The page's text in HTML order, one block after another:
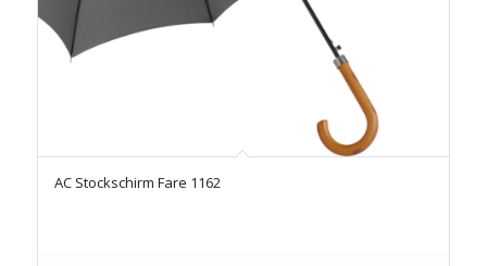
AC Stockschirm Fare 1162